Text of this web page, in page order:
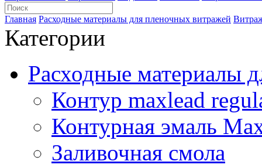
Главная Расходные материалы для пленочных витражей
Категории
Расходные материалы
Контур maxlead
Контурная эмаль
Заливочная смола